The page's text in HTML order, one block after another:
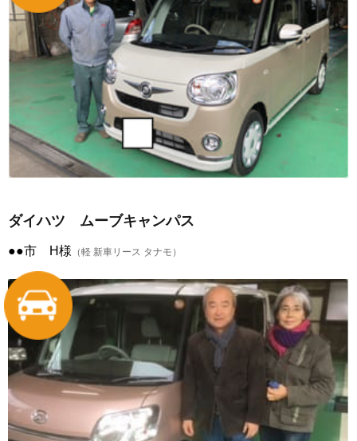
ダイハツ ムーブキャンパス
●●市 H様 （軽 新車リース タナモ）